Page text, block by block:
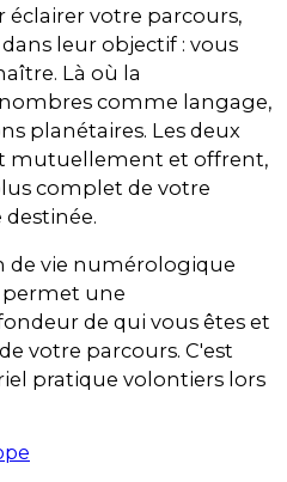
votre parcours,
leur objectif : vous
Là où la
comme langage,
planétaires. Les deux
mutuellement et offrent,
complet de votre
de vie numérologique
permet une
de qui vous êtes et
votre parcours. C'est
pratique volontiers lors